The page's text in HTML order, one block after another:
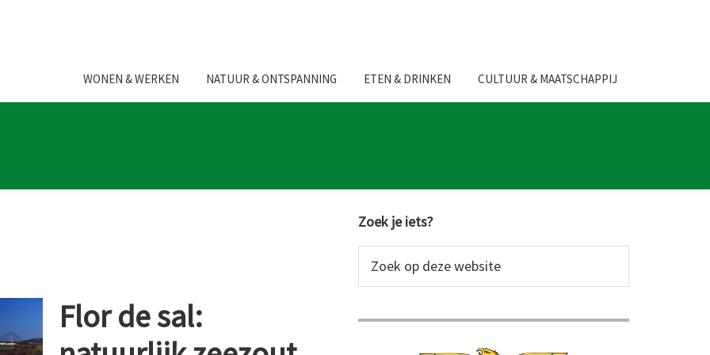
WONEN & WERKEN NATUUR & ONTSPANNING ETEN & DRINKEN CULTUUR & MAATSCHAPPIJ
Flor de sal:
Primaire
Sidebar
Zoek je iets?
op
website